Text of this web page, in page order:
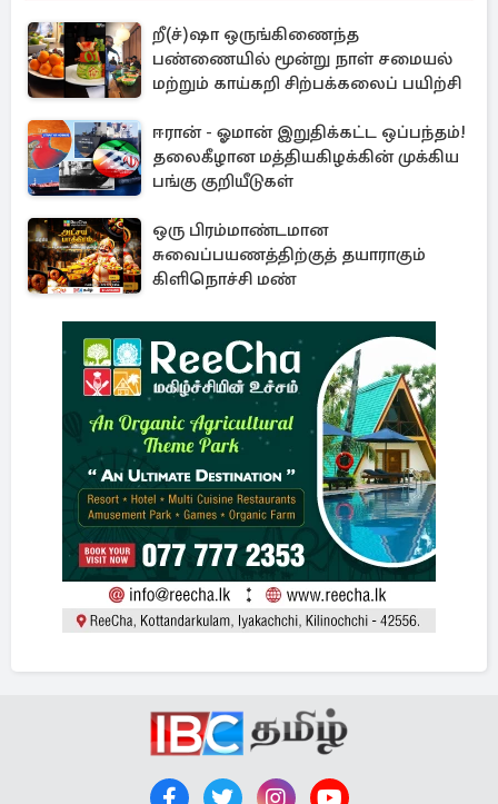
றீ(ச்)ஷா ஒருங்கிணைந்த
பண்ணையில் மூன்று நாள் சமையல்
மற்றும் காய்கறி சிற்பக்கலைப் பயிற்சி
ஈரான் - ஓமான் இறுதிக்கட்ட ஒப்பந்தம்!
தலைகீழான மத்தியகிழக்கின் முக்கிய
பங்கு குறியீடுகள்
ஒரு பிரம்மாண்டமான
சுவைப்பயணத்திற்குத் தயாராகும்
கிளிநொச்சி மண்